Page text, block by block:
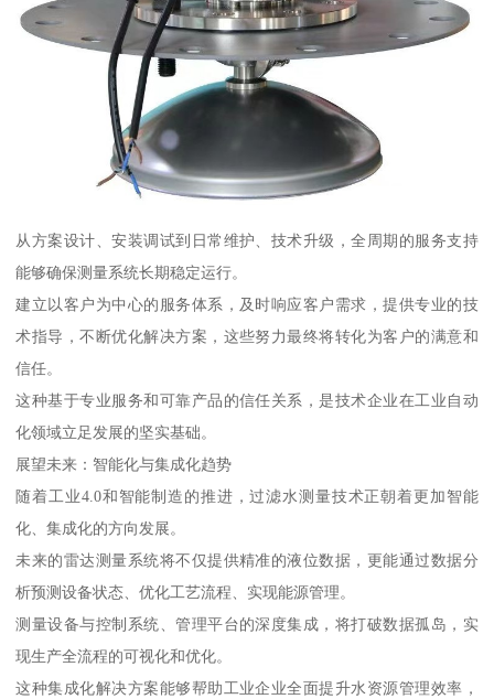
从方案设计、安装调试到日常维护、技术升级，全周期的服务支持
能够确保测量系统长期稳定运行。
建立以客户为中心的服务体系，及时响应客户需求，提供专业的技
术指导，不断优化解决方案，这些努力最终将转化为客户的满意和
信任。
这种基于专业服务和可靠产品的信任关系，是技术企业在工业自动
化领域立足发展的坚实基础。
展望未来：智能化与集成化趋势
随着工业4.0和智能制造的推进，过滤水测量技术正朝着更加智能
化、集成化的方向发展。
未来的雷达测量系统将不仅提供精准的液位数据，更能通过数据分
析预测设备状态、优化工艺流程、实现能源管理。
测量设备与控制系统、管理平台的深度集成，将打破数据孤岛，实
现生产全流程的可视化和优化。
这种集成化解决方案能够帮助工业企业全面提升水资源管理效率，